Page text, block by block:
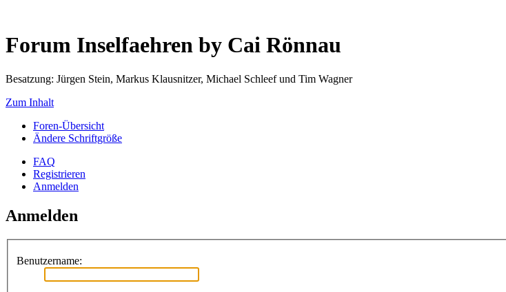
Forum Inselfaehren by Cai Rönnau
Besatzung: Jürgen Stein, Markus Klausnitzer, Michael Schleef und Tim Wagner
Zum Inhalt
Foren-Übersicht
Ändere Schriftgröße
FAQ
Registrieren
Anmelden
Anmelden
Benutzername: